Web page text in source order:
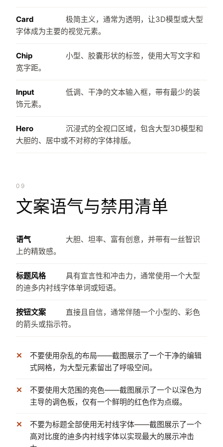
Card
极简主义，通常为透明，让3D模型或大型
字体成为主要的视觉元素。
Chip
小型、胶囊形状的标签，使用大写文字和
宽字距。
Input
低调、干净的文本输入框，带有最少的装
饰元素。
Hero
沉浸式的全视口区域，包含大型3D模型和
大胆的、居中或不对称的字体排版。
09
文案语气与禁用清单
语气
大胆、坦率、富有创意，并带有一丝智识
上的精致感。
标题风格
具有宣言性和冲击力，通常使用一个大型
的迪多内衬线字体单词或短语。
按钮文案
直接且自信，通常伴随一个小型的、彩色
的箭头或指示符。
不要使用杂乱的布局——截图展示了一个干净的编辑
式网格，为大型元素留出了呼吸空间。
不要使用大范围的亮色——截图展示了一个以深色为
主导的调色板，仅有一个鲜明的红色作为点缀。
不要为标题全部使用无衬线字体——截图展示了一个
高对比度的迪多内衬线字体以实现最大的展示冲击